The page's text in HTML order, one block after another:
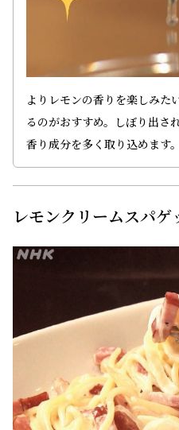
よりレモンの香りを楽しみた
るのがおすすめ。しぼり出さ
香り成分を多く取り込めます。
レモンクリームスパゲ